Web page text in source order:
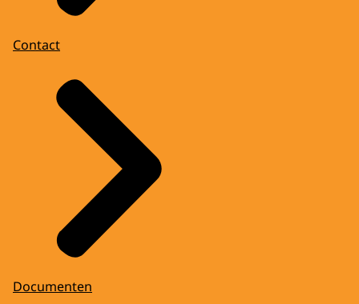
Contact
Documenten